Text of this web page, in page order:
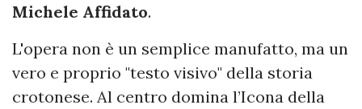
Michele Affidato.
L'opera non è un semplice manufatto, ma un
vero e proprio "testo visivo" della storia
crotonese. Al centro domina l’Icona della